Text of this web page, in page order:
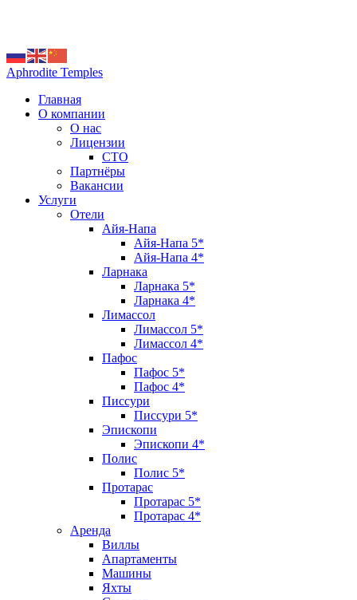
Aphrodite Temples
Главная
О компании
О нас
Лицензии
CTO
Партнёры
Вакансии
Услуги
Отели
Айя-Напа
Айя-Напа 5*
Айя-Напа 4*
Ларнака
Ларнака 5*
Ларнака 4*
Лимассол
Лимассол 5*
Лимассол 4*
Пафос
Пафос 5*
Пафос 4*
Писсури
Писсури 5*
Эпископи
Эпископи 4*
Полис
Полис 5*
Протарас
Протарас 5*
Протарас 4*
Аренда
Виллы
Апартаменты
Машины
Яхты